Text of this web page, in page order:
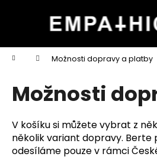
Domů Možnosti dopravy a platby
Možnosti
V košíku si můžete vybrat z
několik variant dopravy.
odesíláme pouze v rámci
í
Zpět
do
obchodu
Zpět
do
obchodu